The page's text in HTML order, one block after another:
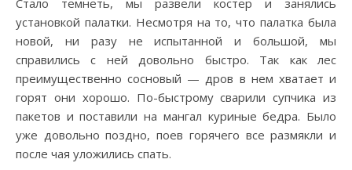
Стало темнеть, мы развели костер и занялись
установкой палатки. Несмотря на то, что палатка была
новой, ни разу не испытанной и большой, мы
справились с ней довольно быстро. Так как лес
преимущественно сосновый — дров в нем хватает и
горят они хорошо. По-быстрому сварили супчика из
пакетов и поставили на мангал куриные бедра. Было
уже довольно поздно, поев горячего все размякли и
после чая уложились спать.